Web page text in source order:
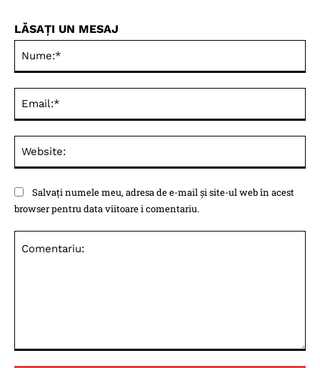
LĂSAȚI UN MESAJ
Salvați numele meu, adresa de e-mail și site-ul web în acest
browser pentru data viitoare i comentariu.